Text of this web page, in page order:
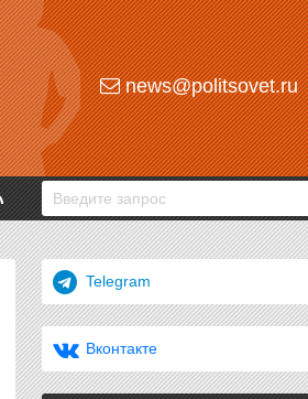
news@politsovet.ru
Telegram
Вконтакте